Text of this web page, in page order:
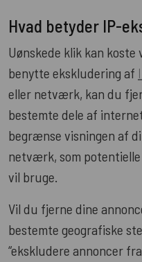
Hvad betyder IP-
Uønskede klik kan koste
benytte ekskludering af
eller netværk, kan du
bestemte dele af
begrænse visningen af
netværk, som
vil bruge.
Vil du fjerne dine
bestemte geografiske
“ekskludere annoncer